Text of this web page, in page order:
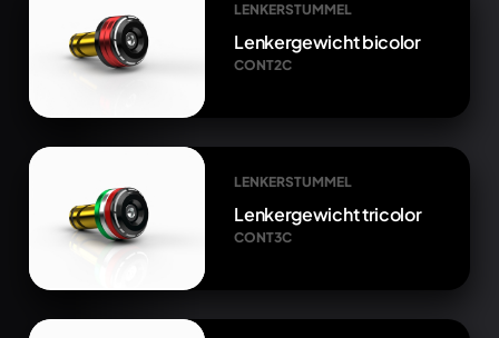
LENKERSTUMMEL
Lenkergewicht bicolor
CONT2C
LENKERSTUMMEL
Lenkergewicht tricolor
CONT3C